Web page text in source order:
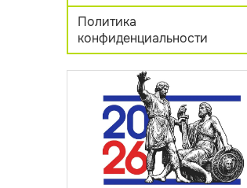
Политика
конфиденциальности